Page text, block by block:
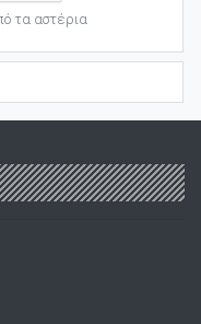
τα αστέρια